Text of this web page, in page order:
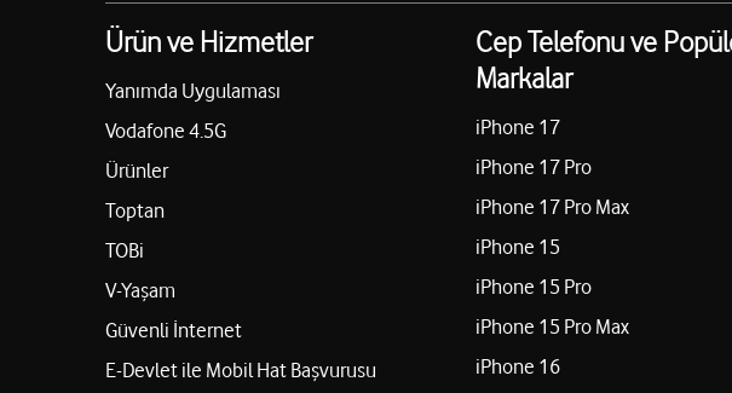
Ürün ve Hizmetler
Yanımda Uygulaması
Vodafone 4.5G
Ürünler
Toptan
TOBi
V-Yaşam
Güvenli İnternet
E-Devlet ile Mobil Hat Başvurusu
Cep Telefonu ve
Markalar
iPhone 17
iPhone 17 Pro
iPhone 17 Pro Max
iPhone 15
iPhone 15 Pro
iPhone 15 Pro Max
iPhone 16